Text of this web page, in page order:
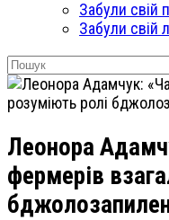
Забули свій
Забули свій
Леонора
фермерів